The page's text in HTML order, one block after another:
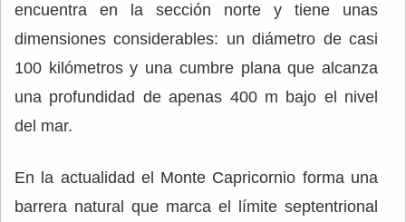
encuentra en la sección norte y tiene unas
dimensiones considerables: un diámetro de casi
100 kilómetros y una cumbre plana que alcanza
una profundidad de apenas 400 m bajo el nivel
del mar.
En la actualidad el Monte Capricornio forma una
barrera natural que marca el límite septentrional